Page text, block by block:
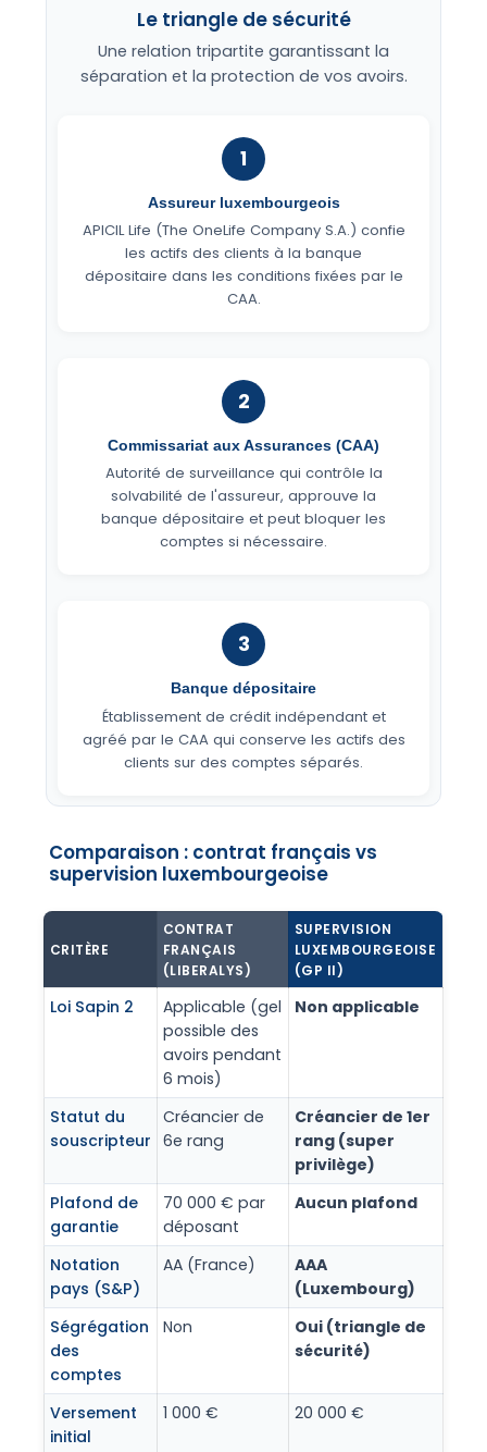
Le triangle de sécurité
Une relation tripartite garantissant la
séparation et la protection de vos avoirs.
1
Assureur luxembourgeois
APICIL Life (The OneLife Company S.A.) confie
les actifs des clients à la banque
dépositaire dans les conditions fixées par le
CAA.
2
Commissariat aux Assurances (CAA)
Autorité de surveillance qui contrôle la
solvabilité de l'assureur, approuve la
banque dépositaire et peut bloquer les
comptes si nécessaire.
3
Banque dépositaire
Établissement de crédit indépendant et
agréé par le CAA qui conserve les actifs des
clients sur des comptes séparés.
Comparaison : contrat français vs
supervision luxembourgeoise
CRITÈRE
CONTRAT
FRANÇAIS
(LIBERALYS)
SUPERVISION
LUXEMBOURGEOISE
(GP II)
Loi Sapin 2
Applicable (gel
possible des
avoirs pendant
6 mois)
Non applicable
Statut du
souscripteur
Créancier de
6e rang
Créancier de 1er
rang (super
privilège)
Plafond de
garantie
70 000 € par
déposant
Aucun plafond
Notation
pays (S&P)
AA (France)
AAA
(Luxembourg)
Ségrégation
des
comptes
Non
Oui (triangle de
sécurité)
Versement
initial
1 000 € 20 000 €